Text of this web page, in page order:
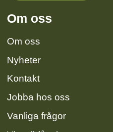
Om oss
Om oss
Nyheter
Kontakt
Jobba hos oss
Vanliga frågor